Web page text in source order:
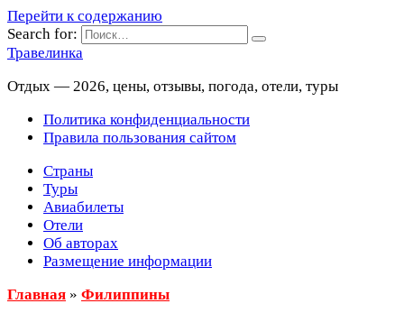
Перейти к содержанию
Search for:
Травелинка
Отдых — 2026, цены, отзывы, погода, отели, туры
Политика конфиденциальности
Правила пользования сайтом
Страны
Туры
Авиабилеты
Отели
Об авторах
Размещение информации
Главная » Филиппины